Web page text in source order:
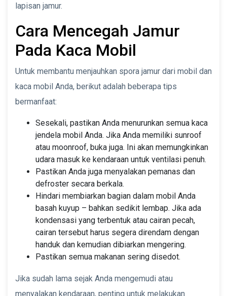
lapisan jamur.
Cara Mencegah Jamur
Pada Kaca Mobil
Untuk membantu menjauhkan spora jamur dari mobil dan
kaca mobil Anda, berikut adalah beberapa tips
bermanfaat:
Sesekali, pastikan Anda menurunkan semua kaca
jendela mobil Anda. Jika Anda memiliki sunroof
atau moonroof, buka juga. Ini akan memungkinkan
udara masuk ke kendaraan untuk ventilasi penuh.
Pastikan Anda juga menyalakan pemanas dan
defroster secara berkala.
Hindari membiarkan bagian dalam mobil Anda
basah kuyup – bahkan sedikit lembap. Jika ada
kondensasi yang terbentuk atau cairan pecah,
cairan tersebut harus segera direndam dengan
handuk dan kemudian dibiarkan mengering.
Pastikan semua makanan sering disedot.
Jika sudah lama sejak Anda mengemudi atau
menyalakan kendaraan, penting untuk melakukan